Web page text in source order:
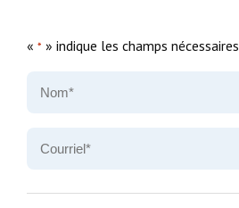
« * » indique les champs nécessaires